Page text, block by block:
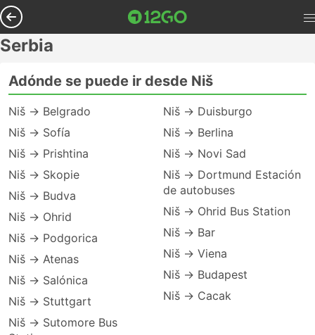
Serbia
Adónde se puede ir desde Niš
Niš → Belgrado
Niš → Sofía
Niš → Prishtina
Niš → Skopie
Niš → Budva
Niš → Ohrid
Niš → Podgorica
Niš → Atenas
Niš → Salónica
Niš → Stuttgart
Niš → Sutomore Bus
Niš → Duisburgo
Niš → Berlina
Niš → Novi Sad
Niš → Dortmund Estación
de autobuses
Niš → Ohrid Bus Station
Niš → Bar
Niš → Viena
Niš → Budapest
Niš → Cacak